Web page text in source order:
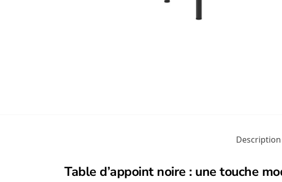
Description
Table d’appoint noire : une touche